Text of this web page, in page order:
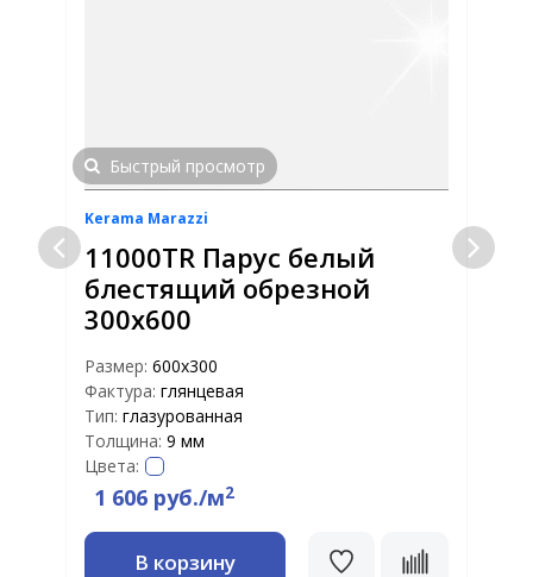
Быстрый просмотр
Kerama Marazzi
11000TR Парус белый
блестящий обрезной
300х600
Размер: 600х300
Фактура: глянцевая
Тип: глазурованная
Толщина: 9 мм
Цвета:
1 606 руб./м2
В корзину